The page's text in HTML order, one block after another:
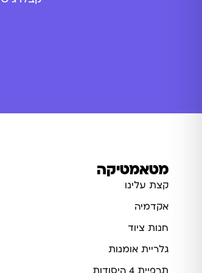
מטאמטיקה
קצת עלינו
אקדמיה
חנות ציוד
גלריית אומנות
תרפיית 4 היסודות